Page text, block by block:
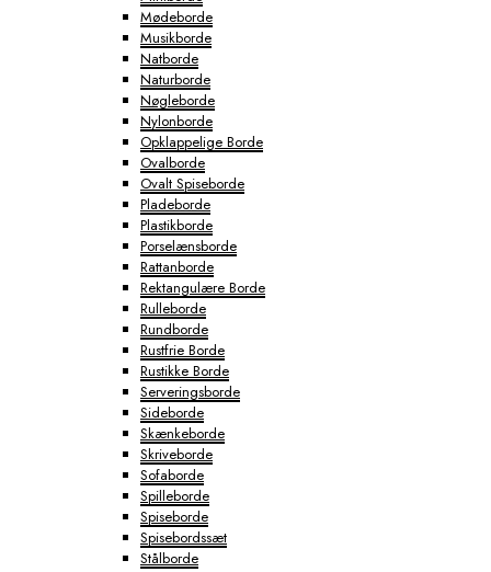
Mødeborde
Musikborde
Natborde
Naturborde
Nøgleborde
Nylonborde
Opklappelige Borde
Ovalborde
Ovalt Spiseborde
Pladeborde
Plastikborde
Porselænsborde
Rattanborde
Rektangulære Borde
Rulleborde
Rundborde
Rustfrie Borde
Rustikke Borde
Serveringsborde
Sideborde
Skænkeborde
Skriveborde
Sofaborde
Spilleborde
Spiseborde
Spisebordssæt
Stålborde